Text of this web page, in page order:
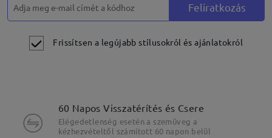
Feliratkozás
Frissítsen a legújabb stílusokról és ajánlatokról
60 Napos Visszatérítés és Csere
Elégedetlenség esetén a szemüveg a
kézhezvételtől számított 60 napon belül